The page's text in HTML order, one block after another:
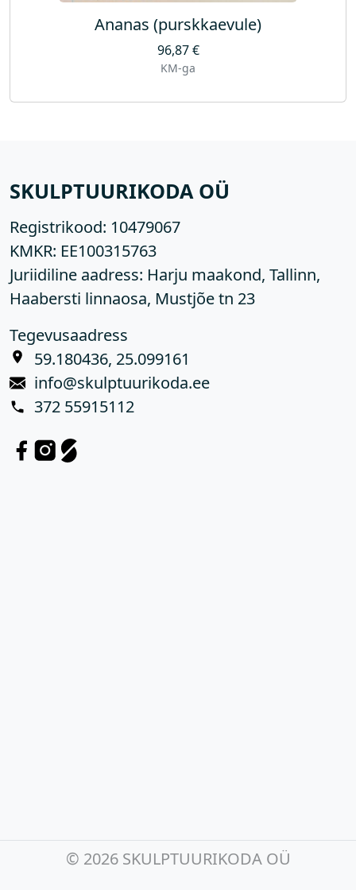
Ananas (purskkaevule)
96,87€
KM-ga
SKULPTUURIKODA OÜ
Registrikood: 10479067
KMKR: EE100315763
Juriidiline aadress: Harju maakond, Tallinn,
Haabersti linnaosa, Mustjõe tn 23
Tegevusaadress
59.180436, 25.099161
info@skulptuurikoda.ee
372 55915112
© 2026 SKULPTUURIKODA OÜ